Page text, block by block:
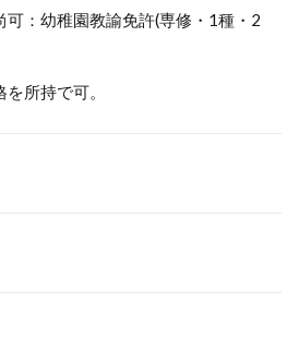
可：幼稚園教諭免許(専修・1種・2
所持で可。